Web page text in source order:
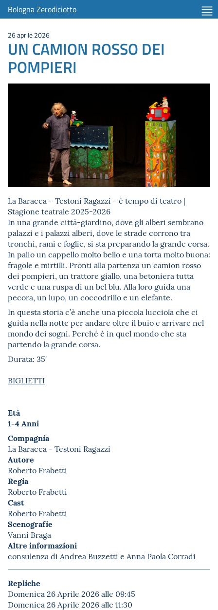
Bologna Zerodiciotto
26 aprile 2026
UN CAMION ROSSO DEI
POMPIERI
La Baracca – Testoni Ragazzi - è tempo di teatro |
Stagione teatrale 2025-2026
In una grande città-giardino, dove gli alberi sembrano
palazzi e i palazzi alberi, dove le strade corrono tra
tronchi, rami e foglie, si sta preparando la grande corsa.
In palio un cappello molto bello e una torta molto buona:
fragole e mirtilli. Pronti alla partenza un camion rosso
dei pompieri, un trattore giallo, una betoniera tutta
verde e una ruspa di un bel blu. Alla loro guida una
pecora, un lupo, un coccodrillo e un elefante.
In questa storia c’è anche una piccola lucciola che ci
guida nella notte per andare oltre il buio e arrivare nel
mondo dei sogni. Perché è in quel mondo che sta
partendo la grande corsa.
Durata: 35′
BIGLIETTI
Età
1-4 Anni
Compagnia
La Baracca - Testoni Ragazzi
Autore
Roberto Frabetti
Regia
Roberto Frabetti
Cast
Roberto Frabetti
Scenografie
Vanni Braga
Altre informazioni
consulenza di Andrea Buzzetti e Anna Paola Corradi
Repliche
Domenica 26 Aprile 2026 alle 09:45
Domenica 26 Aprile 2026 alle 11:30